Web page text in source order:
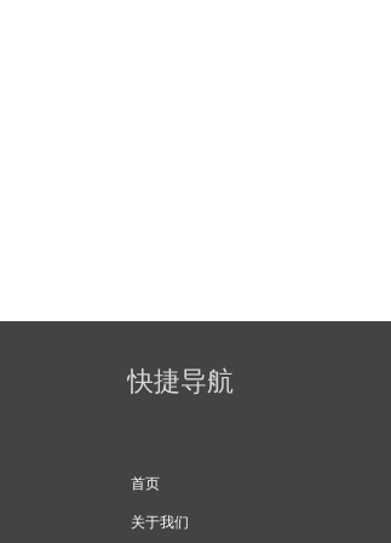
快捷导航
首页
关于我们